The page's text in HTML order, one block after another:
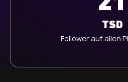
TSD
Follower auf allen